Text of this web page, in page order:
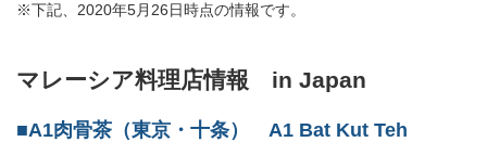
※下記、2020年5月26日時点の情報です。
マレーシア料理店情報 in Japan
■A1肉骨茶（東京・十条） A1 Bat Kut Teh